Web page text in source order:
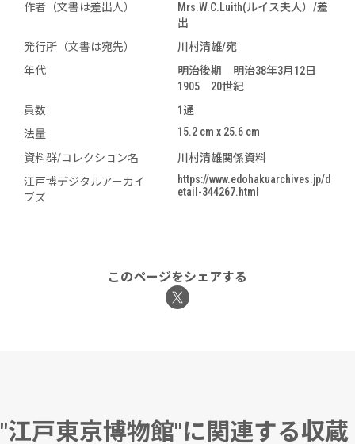
作者（文書は差出人）
Mrs.W.C.Luith(ルイス夫人）/差
出
発行所（文書は宛先）
川村清雄/宛
年代
明治後期 明治38年3月12日
1905 20世紀
員数
1通
法量
15.2 cm x 25.6 cm
資料群/コレクション名
川村清雄関係資料
江戸博デジタルアーカイ
ブズ
https://www.edohakuarchives.jp/d
etail-344267.html
このページをシェアする
"江戸東京博物館"に関連する収蔵